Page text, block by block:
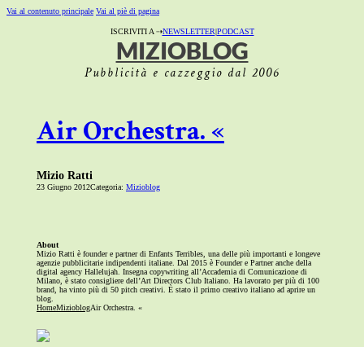
Vai al contenuto principale Vai al piè di pagina
ISCRIVITI A ⇢NEWSLETTER|PODCAST
MIZIOBLOG
Pubblicità e cazzeggio dal 2006
Air Orchestra. «
Mizio Ratti
23 Giugno 2012Categoria: Mizioblog
About
Mizio Ratti è founder e partner di Enfants Terribles, una delle più importanti e longeve
agenzie pubblicitarie indipendenti italiane. Dal 2015 è Founder e Partner anche della
digital agency Hallelujah. Insegna copywriting all’Accademia di Comunicazione di
Milano, è stato consigliere dell’Art Directors Club Italiano. Ha lavorato per più di 100
brand, ha vinto più di 50 pitch creativi. È stato il primo creativo italiano ad aprire un
blog.
HomeMizioblogAir Orchestra. «